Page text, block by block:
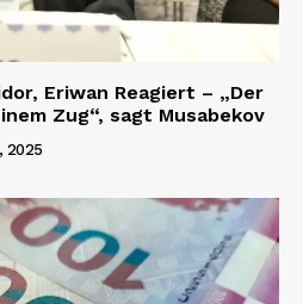
Eriwan Reagiert – „Der
Zug“, sagt Musabekov
2025